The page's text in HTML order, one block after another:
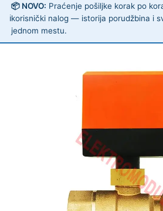
ℹ️
📦 NOVO: Praćenje pošiljke korak po
korisnički nalog — istorija porudžbina i
jednom mestu.